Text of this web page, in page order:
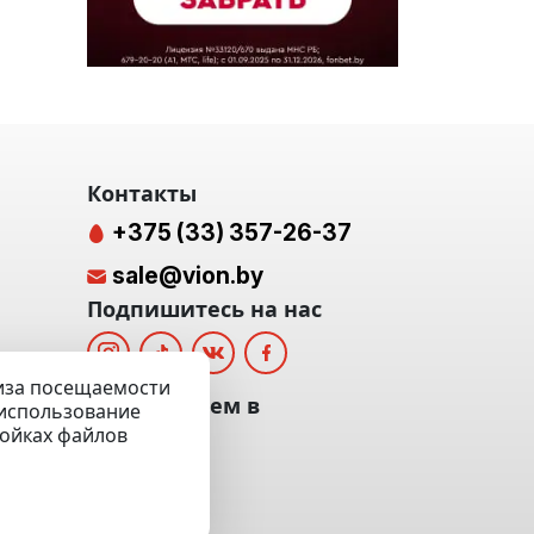
посещаемости
файлов
Контакты
+375 (33) 357-26-37
sale@vion.by
Подпишитесь на нас
Мы отвечаем в